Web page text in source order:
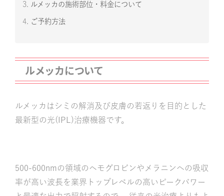
3. ルメッカの施術部位・料金について
4. ご予約方法
ルメッカについて
ルメッカはシミの解消及び皮膚の若返りを目的とした
最新型の光(IPL)治療機器です。
500-600nmの領域のヘモグロビンやメラニンへの吸収
率が高い波長を業界トップレベルの高いピークパワー